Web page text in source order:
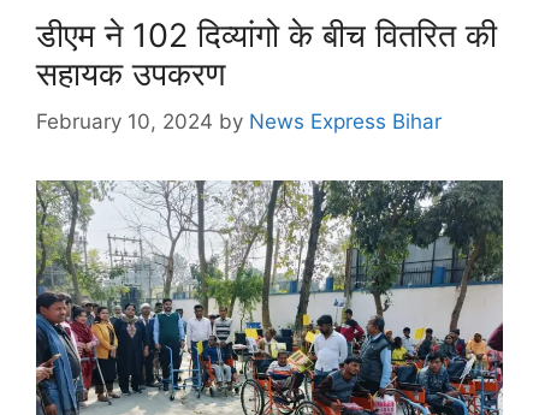
डीएम ने 102 दिव्यांगो के बीच वितरित की
सहायक उपकरण
February 10, 2024 by News Express Bihar